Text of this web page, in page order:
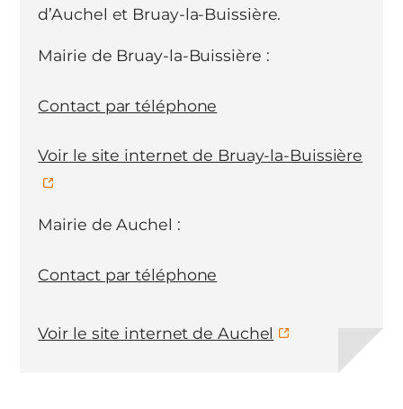
d’Auchel et Bruay-la-Buissière.
Mairie de Bruay-la-Buissière :
Contact par téléphone
Voir le site internet de Bruay-la-Buissière
Mairie de Auchel :
Contact par téléphone
Voir le site internet de Auchel